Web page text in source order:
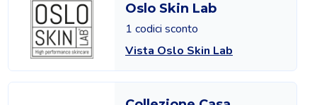
Oslo Skin Lab
1 codici sconto
Vista Oslo Skin Lab